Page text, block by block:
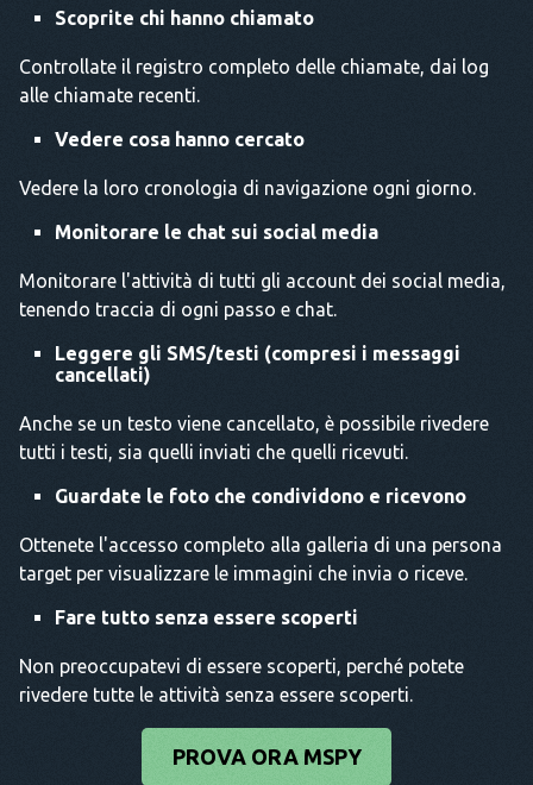
Scoprite chi hanno chiamato
Controllate il registro completo delle chiamate, dai log
alle chiamate recenti.
Vedere cosa hanno cercato
Vedere la loro cronologia di navigazione ogni giorno.
Monitorare le chat sui social media
Monitorare l'attività di tutti gli account dei social media,
tenendo traccia di ogni passo e chat.
Leggere gli SMS/testi (compresi i messaggi
cancellati)
Anche se un testo viene cancellato, è possibile rivedere
tutti i testi, sia quelli inviati che quelli ricevuti.
Guardate le foto che condividono e ricevono
Ottenete l'accesso completo alla galleria di una persona
target per visualizzare le immagini che invia o riceve.
Fare tutto senza essere scoperti
Non preoccupatevi di essere scoperti, perché potete
rivedere tutte le attività senza essere scoperti.
PROVA ORA MSPY